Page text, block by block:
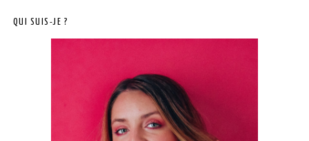
QUI SUIS-JE ?